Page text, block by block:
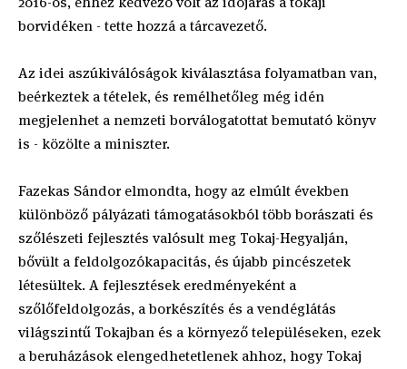
borvidéken - tette hozzá a tárcavezető.
Az idei aszúkiválóságok kiválasztása folyamatban van,
beérkeztek a tételek, és remélhetőleg még idén
megjelenhet a nemzeti borválogatottat bemutató könyv
is - közölte a miniszter.
Fazekas Sándor elmondta, hogy az elmúlt években
különböző pályázati támogatásokból több borászati és
szőlészeti fejlesztés valósult meg Tokaj-Hegyalján,
bővült a feldolgozókapacitás, és újabb pincészetek
létesültek. A fejlesztések eredményeként a
szőlőfeldolgozás, a borkészítés és a vendéglátás
világszintű Tokajban és a környező településeken, ezek
a beruházások elengedhetetlenek ahhoz, hogy Tokaj